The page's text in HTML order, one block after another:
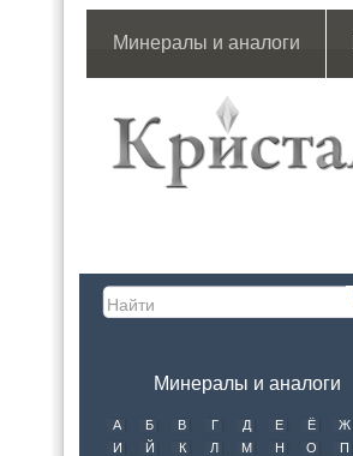
Минералы и аналоги
Минералы и аналоги
А Б В Г Д Е Ё Ж
И
Й К Л М Н О П